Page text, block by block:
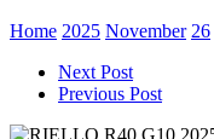
Home 2025 November 26
Next Post
Previous Post